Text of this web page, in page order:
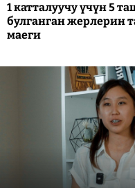
1 катталуучу үчүн 5
булганган жерлерин
маеги